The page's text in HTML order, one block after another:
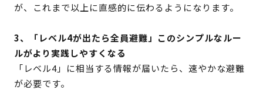
が、これまで以上に直感的に伝わるようになります。
3、「レベル4が出たら全員避難」このシンプルなルー
ルがより実践しやすくなる
「レベル4」に相当する情報が届いたら、速やかな避難
が必要です。